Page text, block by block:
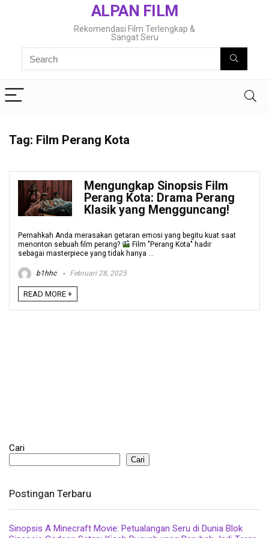
ALPAN FILM
Rekomendasi Film Terlengkap &
Sangat Seru
Tag: Film Perang Kota
Mengungkap Sinopsis Film
Perang Kota: Drama Perang
Klasik yang Mengguncang!
Pernahkah Anda merasakan getaran emosi yang begitu kuat saat
menonton sebuah film perang?
Film "Perang Kota" hadir
sebagai masterpiece yang tidak hanya ...
b1hhc Februari 28, 2025
READ MORE +
Cari
Cari
Postingan Terbaru
Sinopsis A Minecraft Movie: Petualangan Seru di Dunia Blok